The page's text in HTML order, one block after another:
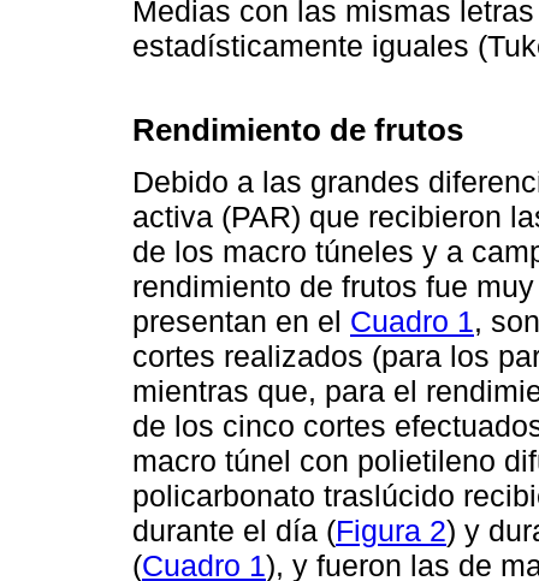
Medias con las mismas
estadísticamente iguales
Rendimiento de frutos
Debido a las grandes
activa (PAR) que recibieron
de los macro túneles y a
rendimiento de frutos fue
presentan en el Cuadro 1,
cortes realizados (para los
mientras que, para el
de los cinco cortes
macro túnel con polietileno
policarbonato traslúcido
durante el día (Figura 2) y
(Cuadro 1), y fueron las de